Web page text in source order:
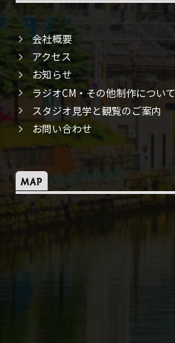
会社概要
アクセス
お知らせ
ラジオCM・その他制作について
スタジオ見学と観覧のご案内
お問い合わせ
MAP